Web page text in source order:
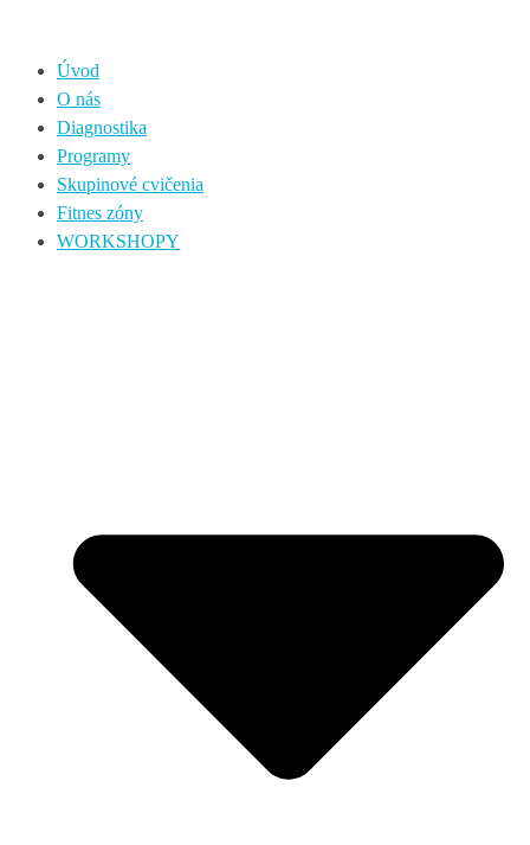
Úvod
O nás
Diagnostika
Programy
Skupinové cvičenia
Fitnes zóny
WORKSHOPY